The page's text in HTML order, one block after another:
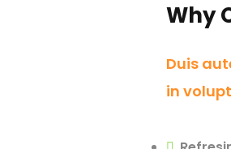
Why
Duis
in